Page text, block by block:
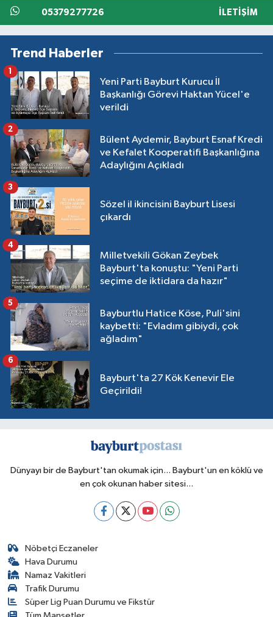
05379277726 İLETIŞIM
Trend Haberler
Yeni Parti Bayburt Kurucu İl
Başkanlığı Görevi Haktan Yücel'e
verildi
1
Bülent Aydemir, Bayburt Esnaf Kredi
ve Kefalet Kooperatifi Başkanlığına
Adaylığını Açıkladı
2
Sözel il ikincisini Bayburt Lisesi
çıkardı
3
Milletvekili Gökan Zeybek
Bayburt'ta konuştu: "Yeni Parti
seçime de iktidara da hazır"
4
Bayburtlu Hatice Köse, Puli'sini
kaybetti: "Evladım gibiydi, çok
ağladım"
5
Bayburt'ta 27 Kök Kenevir Ele
Geçirildi!
6
Dünyayı bir de Bayburt'tan okumak için... Bayburt'un en köklü ve
en çok okunan haber sitesi...
Nöbetçi Eczaneler
Hava Durumu
Namaz Vakitleri
Trafik Durumu
Süper Lig Puan Durumu ve Fikstür
Tüm Manşetler